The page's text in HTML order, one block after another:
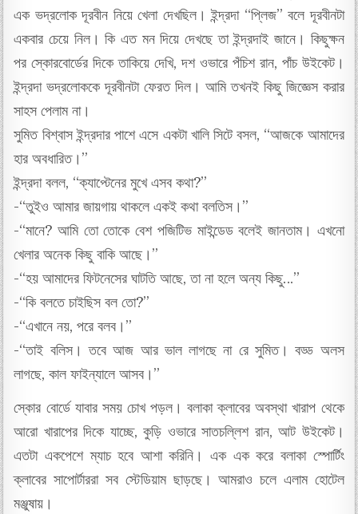
এক ভদ্রলোক দূরবীন নিয়ে খেলা দেখছিল। ইন্দ্রদা “প্লিজ” বলে দূরবীনটা
একবার চেয়ে নিল। কি এত মন দিয়ে দেখছে তা ইন্দ্রদাই জানে। কিছুক্ষন
পর স্কোরবোর্ডের দিকে তাকিয়ে দেখি, দশ ওভারে পঁচিশ রান, পাঁচ উইকেট।
ইন্দ্রদা ভদ্রলোককে দূরবীনটা ফেরত দিল। আমি তখনই কিছু জিজ্ঞেস করার
সাহস পেলাম না।
সুমিত বিশ্বাস ইন্দ্রদার পাশে এসে একটা খালি সিটে বসল, “আজকে আমাদের
হার অবধারিত।”
ইন্দ্রদা বলল, “ক্যাপ্টেনের মুখে এসব কথা?”
-“তুইও আমার জায়গায় থাকলে একই কথা বলতিস।”
-“মানে? আমি তো তোকে বেশ পজিটিভ মাইন্ডেড বলেই জানতাম। এখনো
খেলার অনেক কিছু বাকি আছে।”
-“হয় আমাদের ফিটনেসের ঘাটতি আছে, তা না হলে অন্য কিছু…”
-“কি বলতে চাইছিস বল তো?”
-“এখানে নয়, পরে বলব।”
-“তাই বলিস। তবে আজ আর ভাল লাগছে না রে সুমিত। বড্ড অলস
লাগছে, কাল ফাইন্যালে আসব।”
স্কোর বোর্ডে যাবার সময় চোখ পড়ল। বলাকা ক্লাবের অবস্থা খারাপ থেকে
আরো খারাপের দিকে যাচ্ছে, কুড়ি ওভারে সাতচল্লিশ রান, আট উইকেট।
এতটা একপেশে ম্যাচ হবে আশা করিনি। এক এক করে বলাকা স্পোর্টিং
ক্লাবের সাপোর্টাররা সব স্টেডিয়াম ছাড়ছে। আমরাও চলে এলাম হোটেল
মঞ্জুষায়।